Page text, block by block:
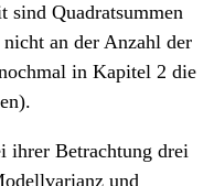
sind Quadratsummen
an der Anzahl der
in Kapitel 2 die
ihrer Betrachtung drei
und